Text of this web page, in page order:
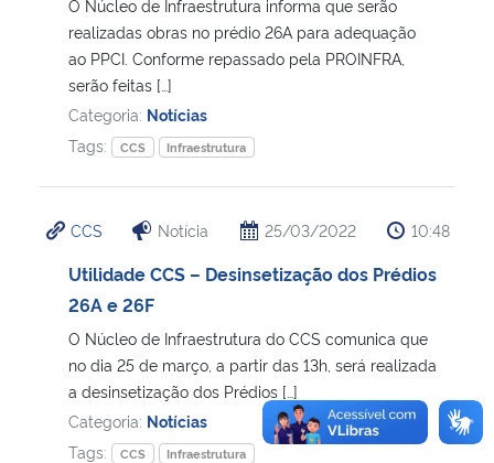
O Núcleo de Infraestrutura informa que serão
realizadas obras no prédio 26A para adequação
ao PPCI. Conforme repassado pela PROINFRA,
serão feitas […]
Categoria: Notícias
Tags:
CCS Infraestrutura
CCS Notícia 25/03/2022 10:48
Utilidade CCS – Desinsetização dos Prédios
26A e 26F
O Núcleo de Infraestrutura do CCS comunica que
no dia 25 de março, a partir das 13h, será realizada
a desinsetização dos Prédios […]
Categoria: Notícias
Tags:
CCS Infraestrutura